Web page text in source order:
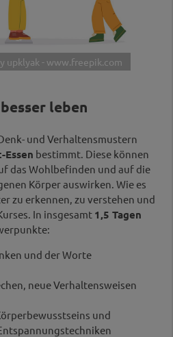
upklyak - www.freepik.com
leben
und Verhaltensmustern
Essen bestimmt. Diese können
das Wohlbefinden und auf die
Körper auswirken. Wie es
zu erkennen, zu verstehen und
In insgesamt 1,5 Tagen
und der Worte
neue Verhaltensweisen
und